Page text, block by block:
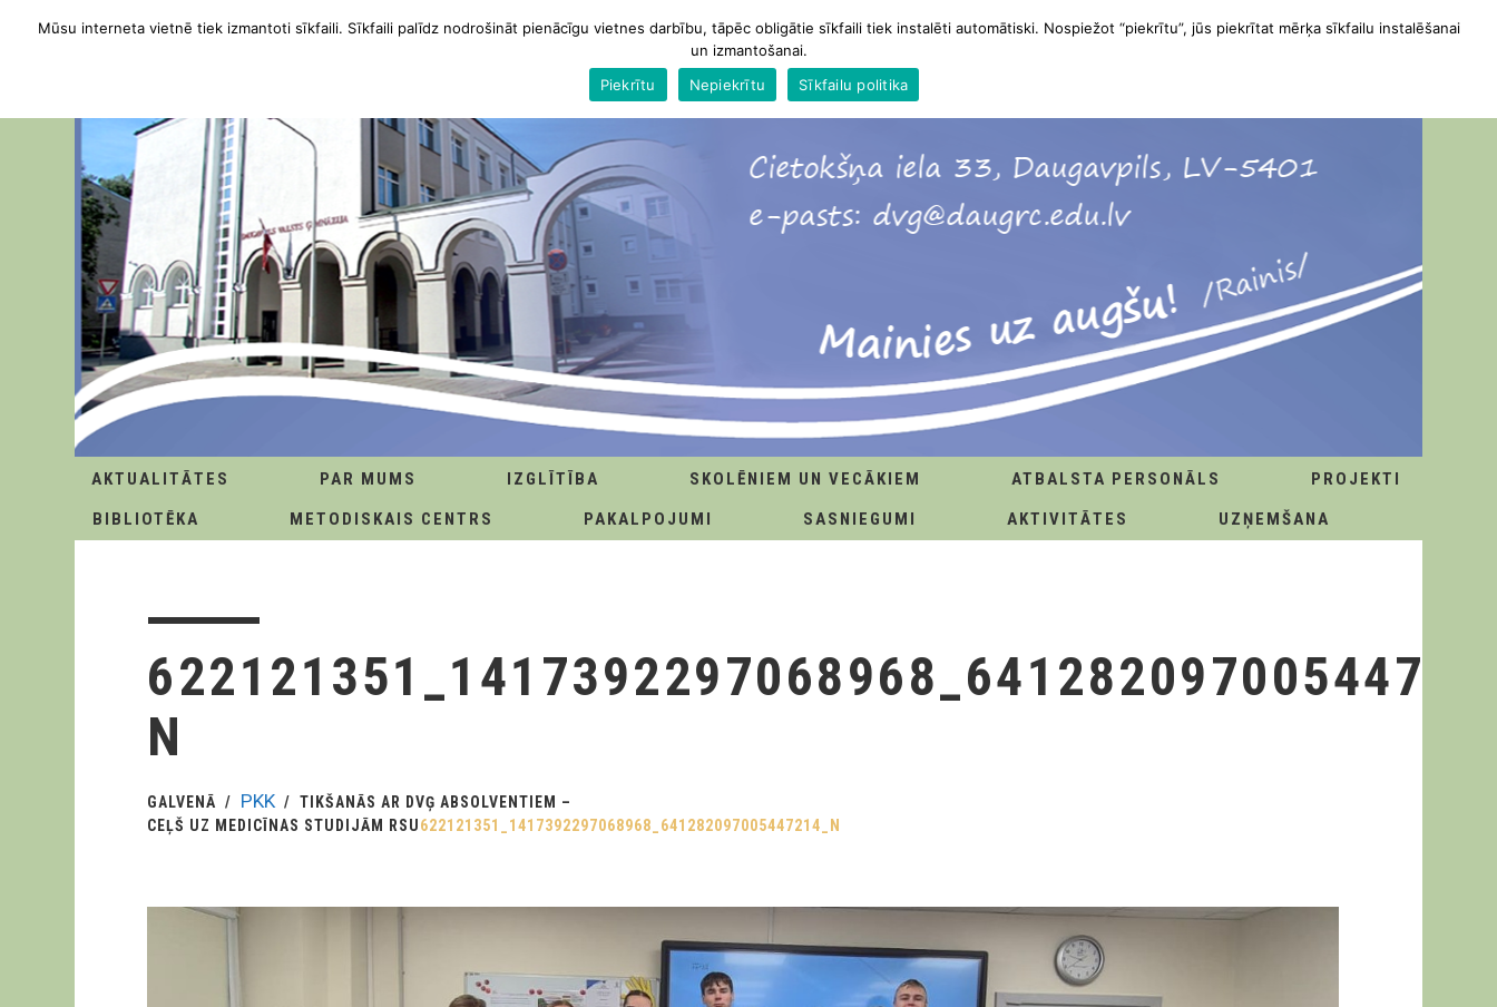
AKTUALITĀTES PAR MUMS IZGLĪTĪBA SKOLĒNIEM UN VECĀKIEM ATBALSTA PERSONĀLS
PROJEKTI
BIBLIOTĒKA
METODISKAIS CENTRS PAKALPOJUMI SASNIEGUMI AKTIVITĀTES UZŅEMŠANA
N
GALVENĀ PKK
TIKŠANĀS AR DVĢ ABSOLVENTIEM –
CEĻŠ UZ MEDICĪNAS STUDIJĀM RSU622121351_1417392297068968_641282097005447214_N
Mūsu interneta vietnē tiek izmantoti sīkfaili. Sīkfaili palīdz nodrošināt pienācīgu vietnes darbību, tāpēc obligātie sīkfaili tiek instalēti automātiski. Nospiežot “piekrītu”, jūs piekrītat mērķa sīkfailu instalēšanai
un izmantošanai.
Piekrītu
Nepiekrītu Sīkfailu politika